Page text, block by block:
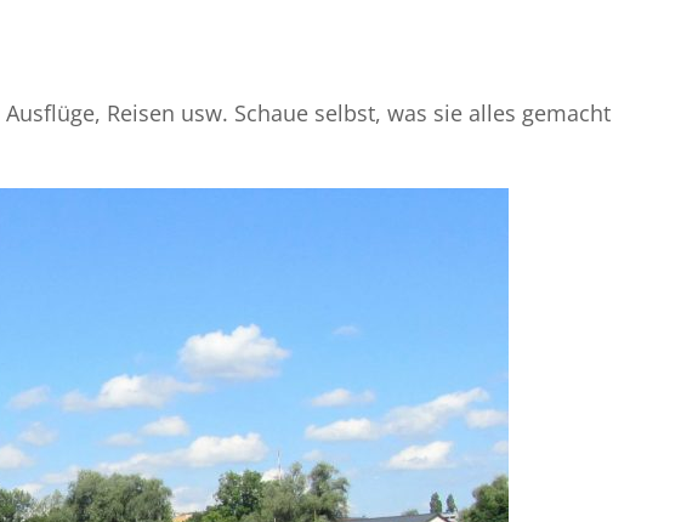
Reisen usw. Schaue selbst, was sie alles gemacht